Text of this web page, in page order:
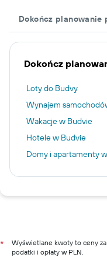
Dokończ planowanie
Dokończ
Loty do Budvy
Wynajem
Wakacje w Budvie
Hotele w Budvie
Domy i apartamenty
*
Wyświetlane kwoty to ceny
podatki i opłaty w PLN.